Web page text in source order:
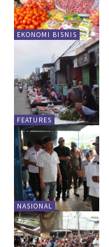
EKONOMI BISNIS
FEATURES
NASIONAL